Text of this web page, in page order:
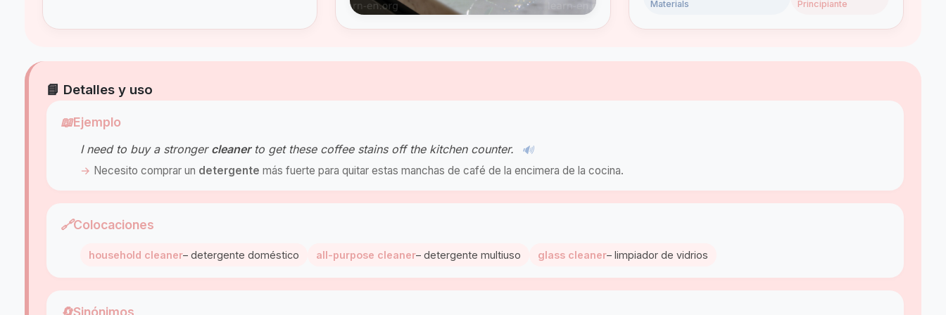
Materials Principiante
📘 Detalles y uso
📖Ejemplo
I need to buy a stronger cleanerto get these coffee stains off the kitchen counter. 🔊
Necesito comprar un detergente más fuerte para quitar estas manchas de café de la encimera de la cocina.
🔗Colocaciones
household cleaner– detergente doméstico all-purpose cleaner– detergente multiuso glass cleaner– limpiador de vidrios
🔄Sinónimos